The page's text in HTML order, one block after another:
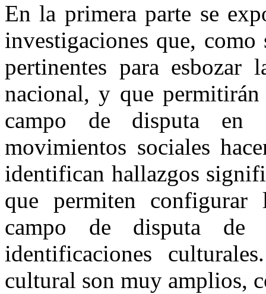
En la primera parte se
investigaciones que,
pertinentes para esbozar
nacional, y que
campo de disputa en
movimientos sociales
identifican hallazgos
que permiten
campo de disputa de
identificaciones
cultural son muy amplios,